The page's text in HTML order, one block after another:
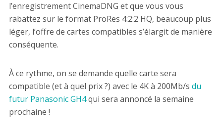
l’enregistrement CinemaDNG et que vous vous
rabattez sur le format ProRes 4:2:2 HQ, beaucoup plus
léger, l’offre de cartes compatibles s’élargit de manière
conséquente.
À ce rythme, on se demande quelle carte sera
compatible (et à quel prix ?) avec le 4K à 200Mb/s du
futur Panasonic GH4qui sera annoncé la semaine
prochaine !